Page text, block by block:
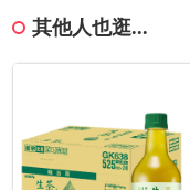
其他人也逛...